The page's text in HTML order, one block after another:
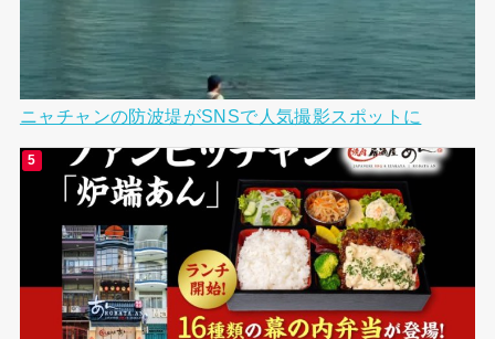
ニャチャンの防波堤がSNSで人気撮影スポットに